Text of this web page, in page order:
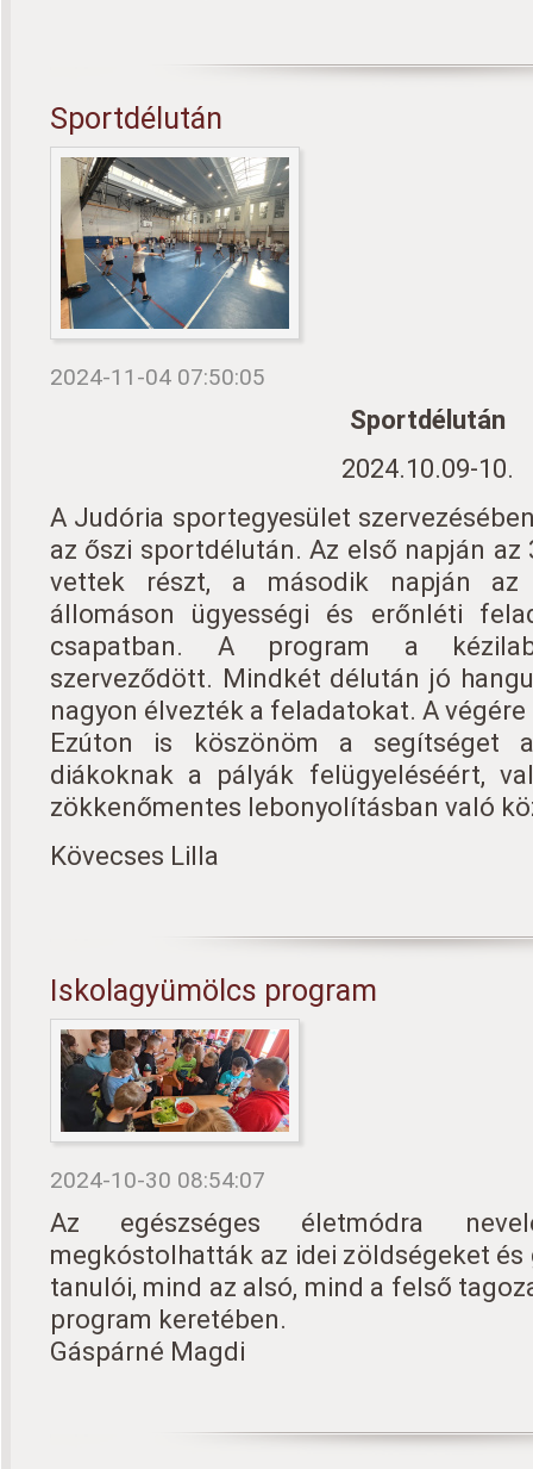
Sportdélután
2024-11-04 07:50:05
Sportdélután
2024.10.09-10.
A Judória sportegyesület
az őszi sportdélután. Az első napján
vettek részt, a második napján az
állomáson ügyességi és erőnléti
csapatban. A program a
szerveződött. Mindkét délután jó
nagyon élvezték a feladatokat. A
Ezúton is köszönöm a segítséget
diákoknak a pályák felügyeléséért,
zökkenőmentes lebonyolításban való
Kövecses Lilla
Iskolagyümölcs program
2024-10-30 08:54:07
Az egészséges életmódra
megkóstolhatták az idei zöldségeket
tanulói, mind az alsó, mind a felső
program keretében.
Gáspárné Magdi